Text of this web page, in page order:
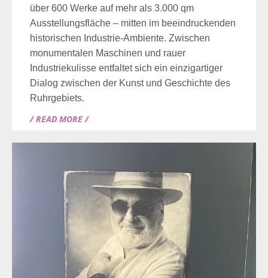
über 600 Werke auf mehr als 3.000 qm
Ausstellungsfläche – mitten im beeindruckenden
historischen Industrie-Ambiente. Zwischen
monumentalen Maschinen und rauer
Industriekulisse entfaltet sich ein einzigartiger
Dialog zwischen der Kunst und Geschichte des
Ruhrgebiets.
/ READ MORE /